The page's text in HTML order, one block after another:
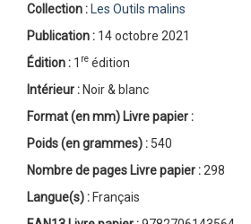
Collection : Les Outils malins
Publication : 14 octobre 2021
Édition : 1 re édition
Intérieur : Noir & blanc
Format (en mm) Livre papier :
Poids (en grammes) : 540
Nombre de pages Livre papier : 298
Langue(s) : Français